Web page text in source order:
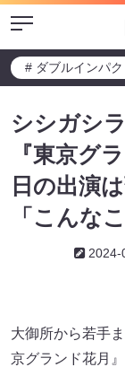
Menu
# ダブルインパ
シシガシ
『東京グ
日の出演
「こんな
2024-
大御所から若手
京グランド花月